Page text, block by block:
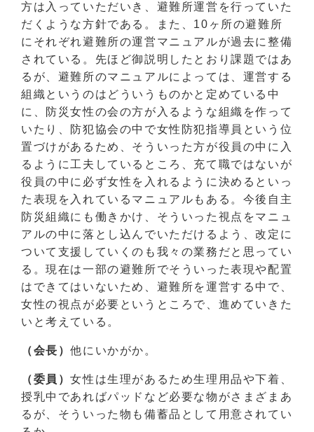
方は入っていただいき、避難所運営を行っていた
だくような方針である。また、10ヶ所の避難所
にそれぞれ避難所の運営マニュアルが過去に整備
されている。先ほど御説明したとおり課題ではあ
るが、避難所のマニュアルによっては、運営する
組織というのはどういうものかと定めている中
に、防災女性の会の方が入るような組織を作って
いたり、防犯協会の中で女性防犯指導員という位
置づけがあるため、そういった方が役員の中に入
るように工夫しているところ、充て職ではないが
役員の中に必ず女性を入れるように決めるといっ
た表現を入れているマニュアルもある。今後自主
防災組織にも働きかけ、そういった視点をマニュ
アルの中に落とし込んでいただけるよう、改定に
ついて支援していくのも我々の業務だと思ってい
る。現在は一部の避難所でそういった表現や配置
はできてはいないため、避難所を運営する中で、
女性の視点が必要というところで、進めていきた
いと考えている。
（会長）他にいかがか。
（委員）女性は生理があるため生理用品や下着、
授乳中であればパッドなど必要な物がさまざまあ
るが、そういった物も備蓄品として用意されてい